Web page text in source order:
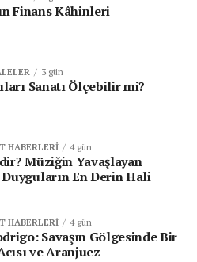
Finans Kâhinleri
3 gün
Sanatı Ölçebilir mi?
HABERLERI 4 gün
Müziğin Yavaşlayan
Duyguların En Derin Hali
HABERLERI 4 gün
Savaşın Gölgesinde Bir
ve Aranjuez